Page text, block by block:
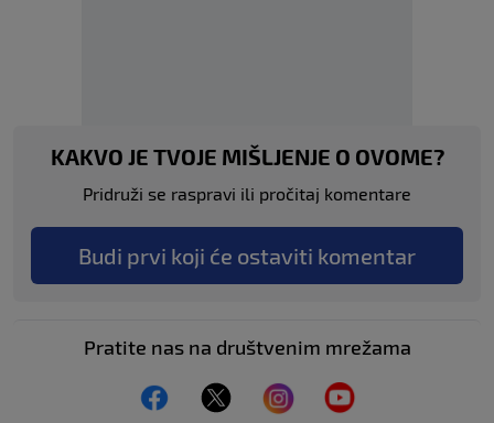
KAKVO JE TVOJE MIŠLJENJE O OVOME?
Pridruži se raspravi ili pročitaj komentare
Budi prvi koji će ostaviti komentar
Pratite nas na društvenim mrežama